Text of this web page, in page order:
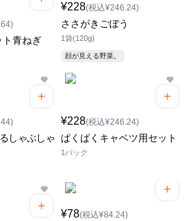
ト青ねぎ
¥228(税込¥246.24)
ささがきごぼう
1袋(120g)
顔が見える野菜。
しゃぶしゃ
¥228(税込¥246.24)
ぱくぱくキャベツ用セット
1パック
¥78(税込¥84.24)